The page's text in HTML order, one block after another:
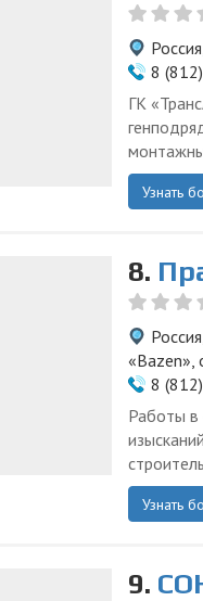
8
ГК
Узнать
8.
«Bazen»,
8
Работы в
Узнать
9.